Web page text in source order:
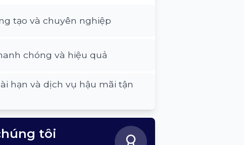
tạo và chuyên nghiệp
chóng và hiệu quả
hạn và dịch vụ hậu mãi tận
tôi